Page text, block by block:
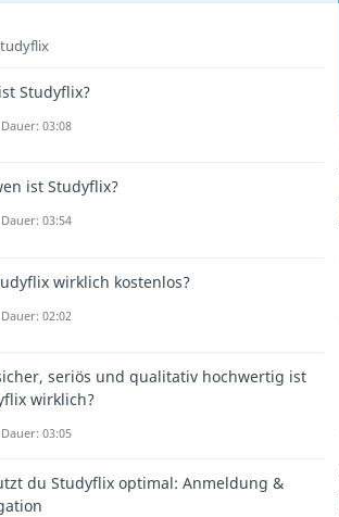
Studyflix?
03:08
ist Studyflix?
03:54
wirklich kostenlos?
02:02
seriös und qualitativ hochwertig ist
wirklich?
03:05
du Studyflix optimal: Anmeldung &